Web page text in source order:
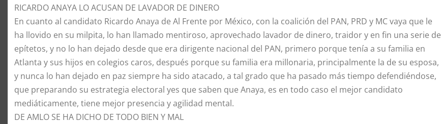
​RICARDO ANAYA LO ACUSAN DE LAVADOR DE DINERO
​En cuanto al candidato Ricardo Anaya de Al Frente por México, con la coalición del PAN, PRD y MC vaya que le
ha llovido en su milpita, lo han llamado mentiroso, aprovechado lavador de dinero, traidor y en fin una serie de
epítetos, y no lo han dejado desde que era dirigente nacional del PAN, primero porque tenía a su familia en
Atlanta y sus hijos en colegios caros, después porque su familia era millonaria, principalmente la de su esposa,
y nunca lo han dejado en paz siempre ha sido atacado, a tal grado que ha pasado más tiempo defendiéndose,
que preparando su estrategia electoral yes que saben que Anaya, es en todo caso el mejor candidato
mediáticamente, tiene mejor presencia y agilidad mental.
​DE AMLO SE HA DICHO DE TODO BIEN Y MAL